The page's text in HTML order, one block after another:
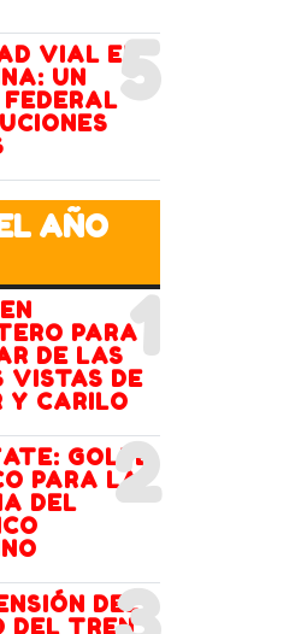
5
VIAL EN
UN
AÑO
1
PARA
DE LAS
VISTAS DE
Y CARILO
2
GOLPE
PARA LA
DEL
DEL
DEL TREN